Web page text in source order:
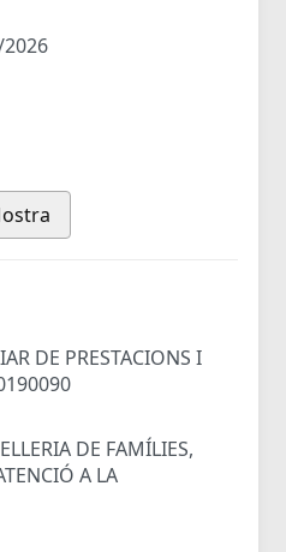
DE PRESTACIONS I
DE FAMÍLIES,
A LA